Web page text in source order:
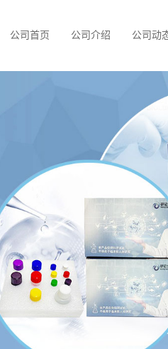
公司首页 公司介绍 公司动